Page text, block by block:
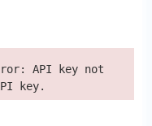
API key not
key.